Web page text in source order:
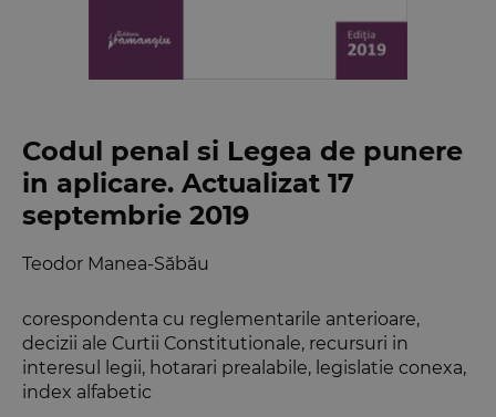
Codul penal si Legea de punere
in aplicare. Actualizat 17
septembrie 2019
corespondenta cu reglementarile anterioare,
decizii ale Curtii Constitutionale, recursuri in
interesul legii, hotarari prealabile, legislatie conexa,
index alfabetic
Teodor Manea-Săbău